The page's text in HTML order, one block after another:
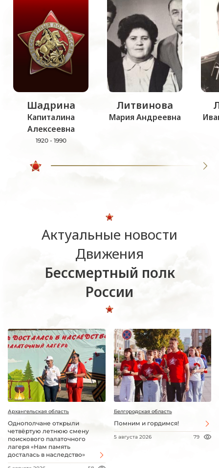
Шадрина
Капиталина
Алексеевна
1920 - 1990
Литвинова
Мария Андреевна
Актуальные новости
Движения
Бессмертный полк
России
Архангельская область
Однополчане открыли
четвёртую летнюю смену
поискового палаточного
лагеря «Нам память
досталась в наследство»
Белгородская область
Помним и гордимся!
5 августа 2026 79